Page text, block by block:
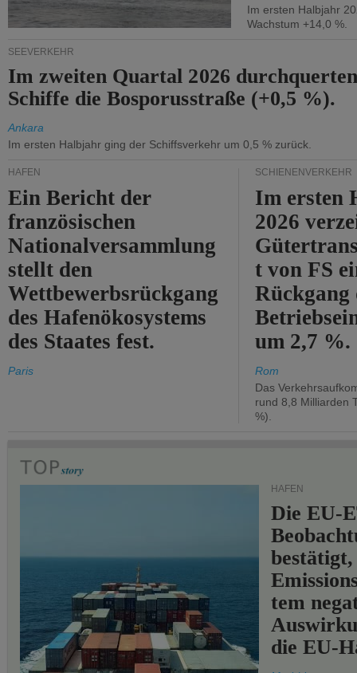
Im ersten Halbjahr
Wachstum +14,0 %.
SEEVERKEHR
Im zweiten Quartal 2026
Schiffe die Bosporusstraße (+0,5 %).
Ankara
Im ersten Halbjahr ging der Schiffsverkehr um 0,5 % zurück.
HÄFEN
Ein Bericht der
französischen
Nationalversammlung
stellt den
Wettbewerbsrückgang
des Hafenökosystems
des Staates fest.
Paris
SCHIENENVERKEHR
Im ersten
2026
t von FS
Rückgang
um 2,7 %.
Rom
Das
rund 8,8 Milliarden
%).
HÄFEN
Die EU-
bestätigt,
tem
die EU-